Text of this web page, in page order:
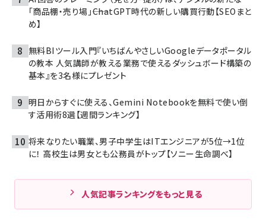
「商品棚・売り場」――ChatGPT時代の新しい購買行動【SEOまと
め】
無料BIツール入門『いちばんやさしいGoogleデータポータル
の教本 人気講師が教える業務で使えるダッシュボード構築の
基本』を3名様にプレゼント
明日からすぐに使える、Gemini Notebookを無料で使い倒
す活用術8選【週間ランキング】
将来なりたい職業、男子中学生はITエンジニアが5位→1位
に！ 高校生は男女とも公務員がトップ【ソニー生命調べ】
人気記事ランキングをもっと見る